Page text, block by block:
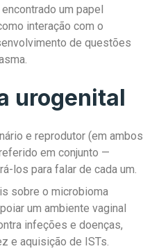
um papel
interação com o
de questões
urogenital
e reprodutor (em ambos
em conjunto —
los para falar de cada um.
sobre o microbioma
um ambiente vaginal
infeções e doenças,
e aquisição de ISTs.